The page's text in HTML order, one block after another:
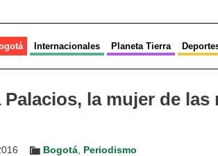
Internacionales Planeta Tierra
Palacios, la mujer de las
Bogotá Periodismo